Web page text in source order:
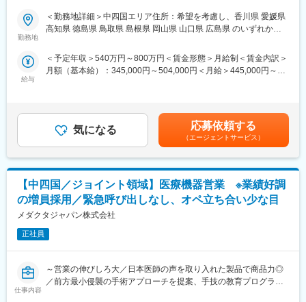
・直行直帰も可能です。
■入社後の研修・フォロー体制：
修を行います。
トレーニング施設にて、より実務に近い実践的な研修も受講可能
変更の範囲：会社の定める業務
メーカーなどプロジェクトは多岐に渡りますので、今までの経験
を活かせる環境が整っています。
■営業スタイル：担当エリアの医療機関（開業医、病院）を訪問し
用情報を収集を行っていただきます。
・新薬のプロモーション
※プロジェクトマネージャー、スーパーバイザー(SV)より、日々の
活動についてフォローを受けられる環境です。全国にSVを配置
し、素早くフォローができる体制をとっています。
■キャリアパス：コントラクトMRとしての働き方以外にも、スキ
ルアップを図りプロジェクトマネージャー等のマネジメント業
務、あるいは本社スタッフとしてMR経験を活かした業務に就くな
どのキャリアパスもございます。
(1)充実した教育体制：
・継続教育：APS COLLEGEという当社オリジナルの教育システ
ムがございます。まず、G（ジェネラル）MRとして基礎を身に着
勤務地
＜勤務地詳細＞中四国エリア住所：希望を考慮し、香川県 愛媛県
高知県 徳島県 鳥取県 島根県 岡山県 山口県 広島県 のいずれかに
定める事業所（リモートワーク含む）
給与
＜予定年収＞540万円～800万円＜賃金形態＞月給制＜賃金内訳＞
月額（基本給）：345,000円～504,000円＜月給＞445,000円～
す。※その他の手当は「待遇・福利厚生」欄をご参照ください。昇
給：年1回★頑張りに応じて年収UP★赴任先の評価次第で大幅に
年収をUPできます。（年2回業績給改定）賃金はあくまでも目安
の金額であり、選考を通じて上下する可能性があります。月給(月
額)は固定手当を含めた表記です。
気になる 応募依頼する
（エージェントサービス）
【中四国／ジョイント領域】医療機器営業 ※業績好調
の増員採用／緊急呼び出しなし、オペ立ち合い少な目
メダクタジャパン株式会社
正社員
仕事内容
～営業の伸びしろ大／日本医師の声を取り入れた製品で商品力◎
／前方最小侵襲の手術アプローチを提案、手技の教育プログラム